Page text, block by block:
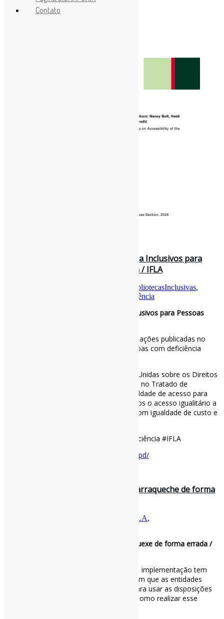
Diretrizes para Serviços de Biblioteca Inclusivos para
Pessoas com Dificuldades de Leitura / IFLA
BibliotecasInclusivas,
PessoasComDeficiência
Diretrizes para Serviços de Biblioteca Inclusivos para Pessoas
Você sabia que apenas 5 a 7% das informações publicadas no
mundo são totalmente acessíveis a pessoas com deficiência
Com o apoio da Convenção das Nações Unidas sobre os Direitos
das Pessoas com Deficiência e com base no Tratado de
Marraquexe, defendemos o direito à igualdade de acesso para
pessoas com deficiência visual. Advocamos o acesso igualitário a
materiais, conhecimento e informação, com igualdade de custo e
#BibliotecasInclusivas #PessoasComDeficiência #IFLA
https://www.ifla.org/units/lpd/
Como implementar o Tratado de Marraqueche de forma
IFLA,
Como implementar o Tratado de Marraquexe de forma errada /
Uma barreira particularmente frustrante à implementação tem
sido a situação em que as leis estabelecem que as entidades
autorizadas precisam estar registradas para usar as disposições
do Tratado de Marraquexe, mas não há como realizar esse
Contato